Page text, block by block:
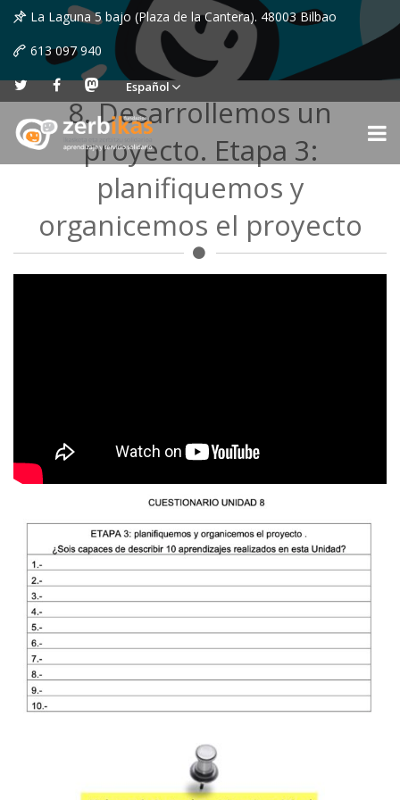
La Laguna 5 bajo (Plaza de la Cantera). 48003 Bilbao
613 097 940
Español
8. Desarrollemos un
proyecto. Etapa 3:
planifiquemos y
organicemos el proyecto